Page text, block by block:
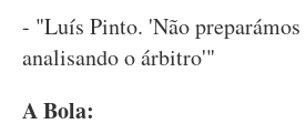
- "Luís Pinto. 'Não
analisando o árbitro'"
A Bola: